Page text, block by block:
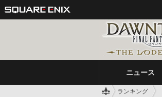
ニュース
ランキング